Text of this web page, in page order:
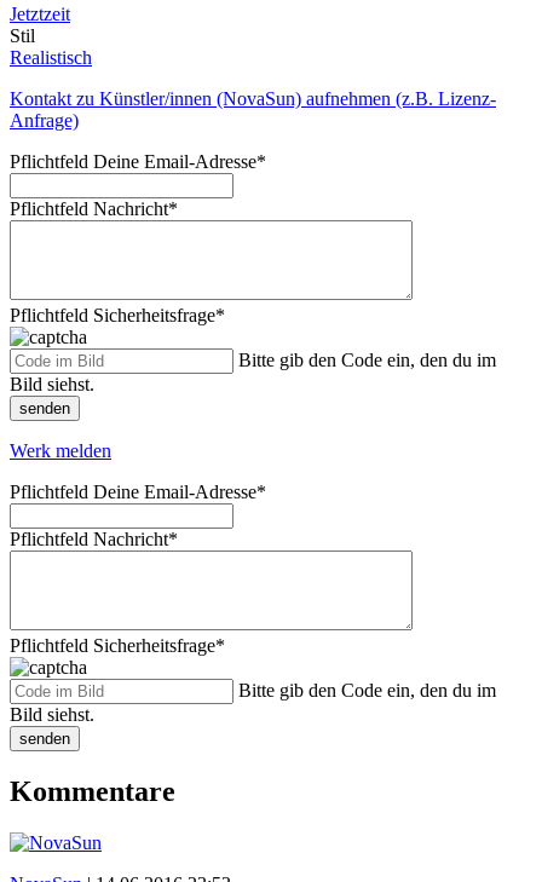
Jetztzeit
Stil
Realistisch
Kontakt zu Künstler/innen (NovaSun) aufnehmen (z.B. Lizenz-
Anfrage)
Pflichtfeld Deine Email-Adresse*
Pflichtfeld Nachricht*
Pflichtfeld Sicherheitsfrage*
Bitte gib den Code ein, den du im
Bild siehst.
senden
Werk melden
Pflichtfeld Deine Email-Adresse*
Pflichtfeld Nachricht*
Pflichtfeld Sicherheitsfrage*
Bitte gib den Code ein, den du im
Bild siehst.
senden
Kommentare